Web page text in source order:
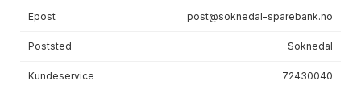
Epost post@soknedal-sparebank.no
Poststed Soknedal
Kundeservice 72430040